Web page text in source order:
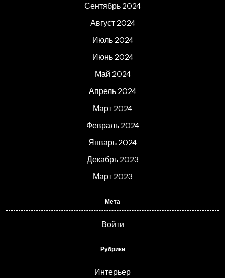
Сентябрь 2024
Август 2024
Июль 2024
Июнь 2024
Май 2024
Апрель 2024
Март 2024
Февраль 2024
Январь 2024
Декабрь 2023
Март 2023
Мета
Войти
Рубрики
Интерьер